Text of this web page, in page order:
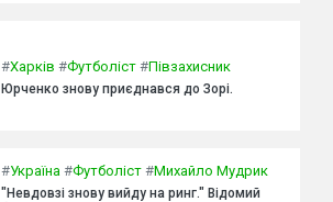
#Харків #Футболіст #Півзахисник
Юрченко знову приєднався до Зорі.
#Україна #Футболіст #Михайло Мудрик
"Невдовзі знову вийду на ринг." Відомий